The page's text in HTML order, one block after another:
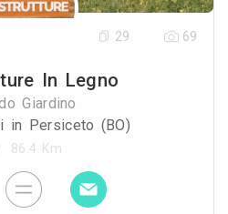
In Legno
Giardino
in Persiceto (BO)
86.4 Km
29 69